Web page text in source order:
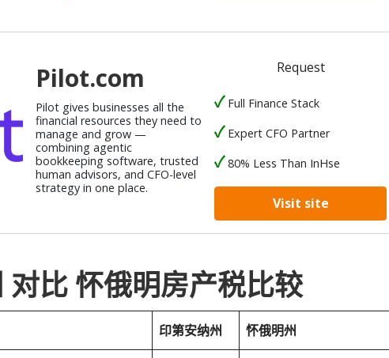
Pilot.com
Pilot gives businesses all the
financial resources they need to
manage and grow —
combining agentic
bookkeeping software, trusted
human advisors, and CFO-level
strategy in one place.
Request
Full Finance Stack
Expert CFO Partner
80% Less Than InHse
Visit site
对比 怀俄明房产税比较
印第安纳州 怀俄明州